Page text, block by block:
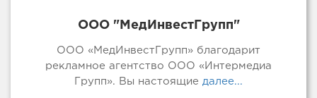
ООО "МедИнвестГрупп"
ООО «МедИнвестГрупп» благодарит
рекламное агентство ООО «Интермедиа
Групп». Вы настоящие далее...